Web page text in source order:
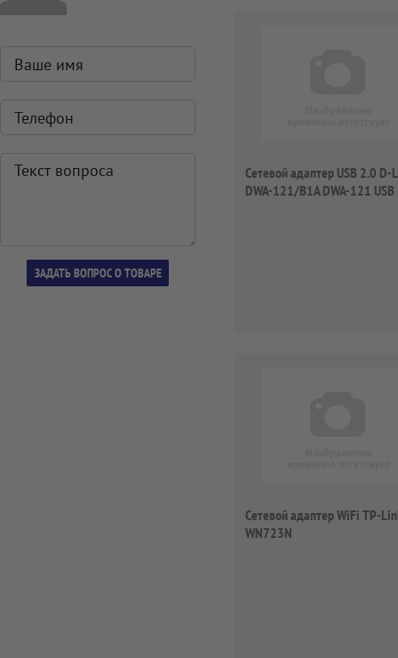
Сетевой адаптер USB 2.0 D-
DWA-121/B1A DWA-121
Сетевой адаптер WiFi TP-
WN723N